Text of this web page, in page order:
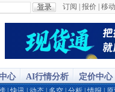
订阅 报价 移
心 AI行情分析 定价中心